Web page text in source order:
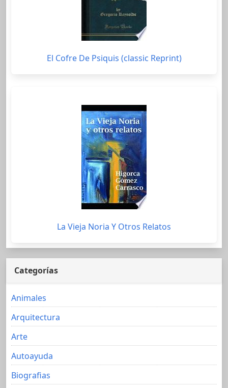
El Cofre De Psiquis (classic Reprint)
La Vieja Noria Y Otros Relatos
Categorías
Animales
Arquitectura
Arte
Autoayuda
Biografias